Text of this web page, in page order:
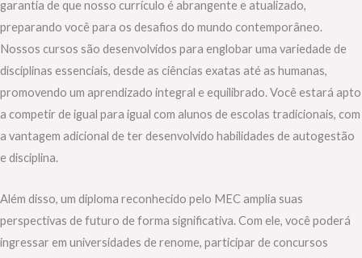
garantia de que nosso currículo é abrangente e atualizado,
preparando você para os desafios do mundo contemporâneo.
Nossos cursos são desenvolvidos para englobar uma variedade de
disciplinas essenciais, desde as ciências exatas até as humanas,
promovendo um aprendizado integral e equilibrado. Você estará apto
a competir de igual para igual com alunos de escolas tradicionais, com
a vantagem adicional de ter desenvolvido habilidades de autogestão
e disciplina.
Além disso, um diploma reconhecido pelo MEC amplia suas
perspectivas de futuro de forma significativa. Com ele, você poderá
ingressar em universidades de renome, participar de concursos